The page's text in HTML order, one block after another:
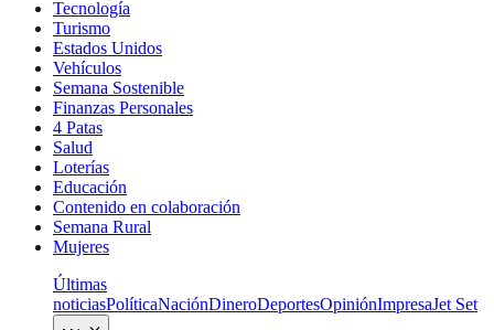
Tecnología
Turismo
Estados Unidos
Vehículos
Semana Sostenible
Finanzas Personales
4 Patas
Salud
Loterías
Educación
Contenido en colaboración
Semana Rural
Mujeres
Últimas
noticiasPolíticaNaciónDineroDeportesOpiniónImpresaJet Set